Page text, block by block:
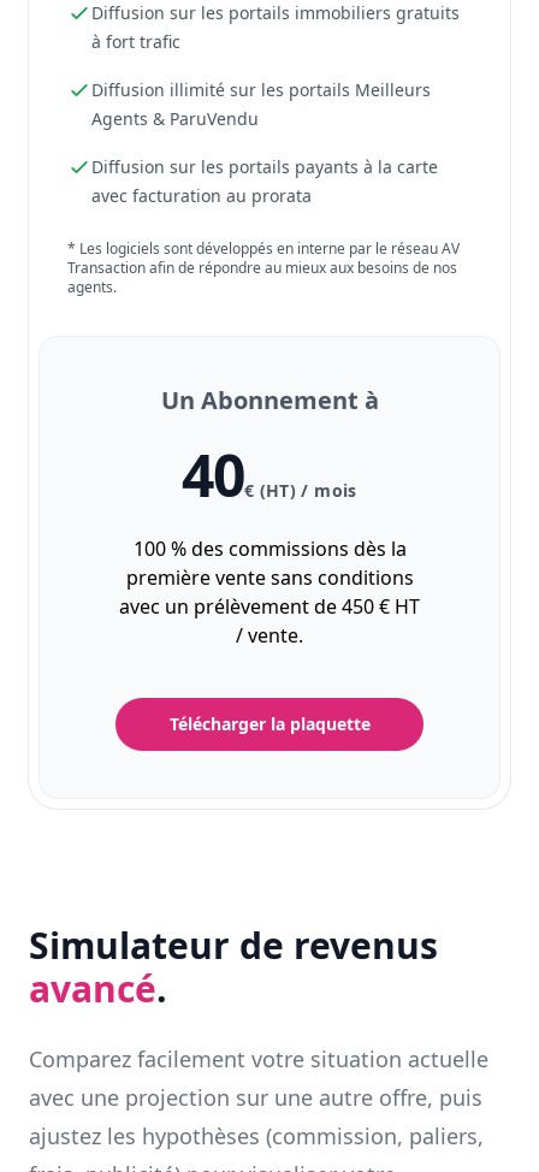
Diffusion sur les portails immobiliers gratuits
à fort trafic
Diffusion illimité sur les portails Meilleurs
Agents & ParuVendu
Diffusion sur les portails payants à la carte
avec facturation au prorata
* Les logiciels sont développés en interne par le réseau AV
Transaction afin de répondre au mieux aux besoins de nos
agents.
Un Abonnement à
40€ (HT) / mois
100 % des commissions dès la
première vente sans conditions
avec un prélèvement de 450 € HT
/ vente.
Télécharger la plaquette
Simulateur de revenus
avancé.
Comparez facilement votre situation actuelle
avec une projection sur une autre offre, puis
ajustez les hypothèses (commission, paliers,